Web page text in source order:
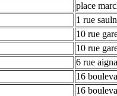
place
1 rue
10 rue
10 rue
6 rue
16
16